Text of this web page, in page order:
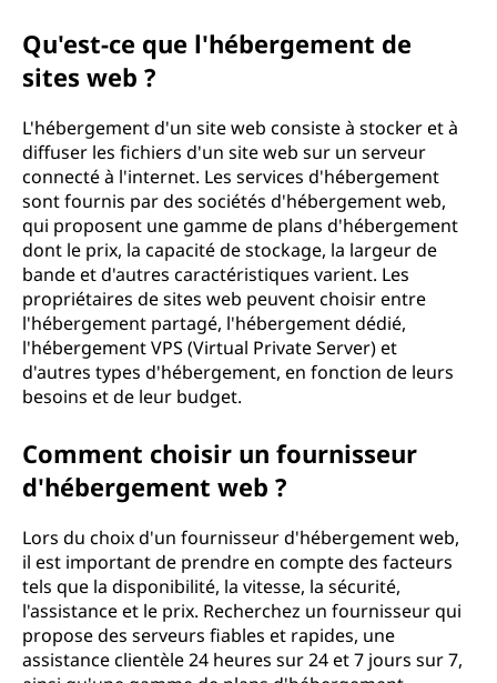
Qu'est-ce que l'hébergement de
sites web ?
L'hébergement d'un site web consiste à stocker et à
diffuser les fichiers d'un site web sur un serveur
connecté à l'internet. Les services d'hébergement
sont fournis par des sociétés d'hébergement web,
qui proposent une gamme de plans d'hébergement
dont le prix, la capacité de stockage, la largeur de
bande et d'autres caractéristiques varient. Les
propriétaires de sites web peuvent choisir entre
l'hébergement partagé, l'hébergement dédié,
l'hébergement VPS (Virtual Private Server) et
d'autres types d'hébergement, en fonction de leurs
besoins et de leur budget.
Comment choisir un fournisseur
d'hébergement web ?
Lors du choix d'un fournisseur d'hébergement web,
il est important de prendre en compte des facteurs
tels que la disponibilité, la vitesse, la sécurité,
l'assistance et le prix. Recherchez un fournisseur qui
propose des serveurs fiables et rapides, une
assistance clientèle 24 heures sur 24 et 7 jours sur 7,